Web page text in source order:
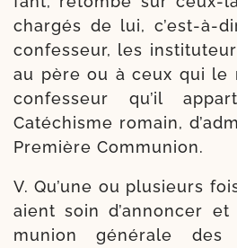
char­gés de lui, c’est-​à-​
confes­seur, les
au père ou à ceux qui le
confes­seur qu’il
Catéchisme romain,
Première Communion.
V. Qu’une ou plu­sieurs
aient soin d’an­non­cer
mu­nion géné­rale des